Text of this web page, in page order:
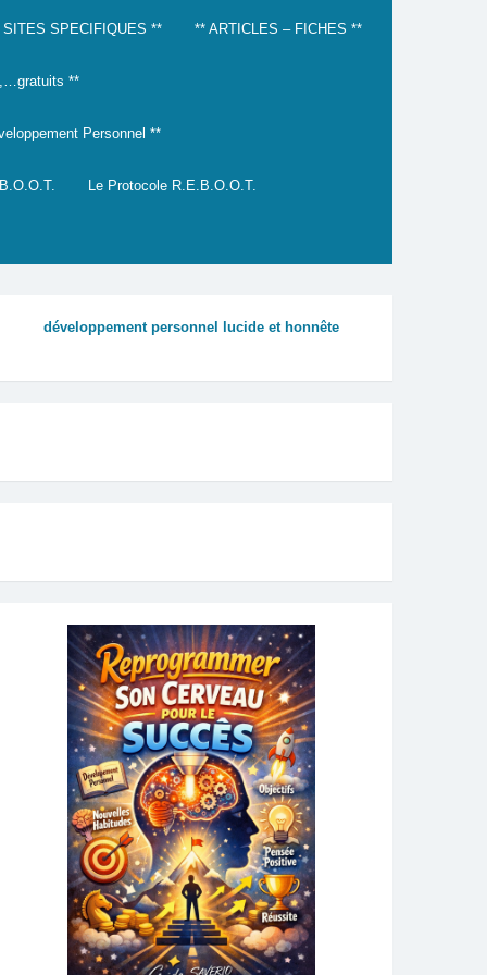
SITES SPECIFIQUES ** ** ARTICLES – FICHES **
**
Personnel **
Le Protocole R.E.B.O.O.T.
développement personnel lucide et honnête